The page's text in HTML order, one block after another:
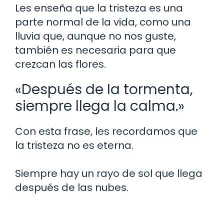
Les enseña que la tristeza es una
parte normal de la vida, como una
lluvia que, aunque no nos guste,
también es necesaria para que
crezcan las flores.
«Después de la tormenta,
siempre llega la calma.»
Con esta frase, les recordamos que
la tristeza no es eterna.
Siempre hay un rayo de sol que llega
después de las nubes.